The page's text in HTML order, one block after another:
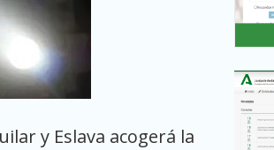
y Eslava acogerá la